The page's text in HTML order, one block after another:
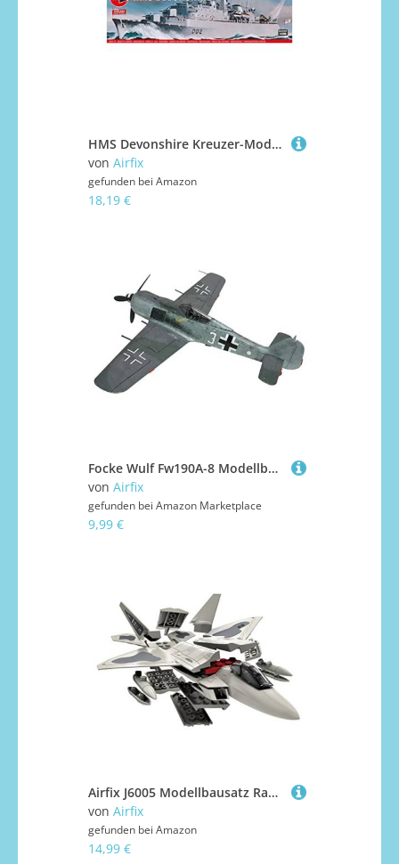
HMS Devonshire Kreuzer-Modellbausatz
von Airfix
gefunden bei Amazon
18,19 €
Focke Wulf Fw190A-8 Modellbausatz
von Airfix
gefunden bei Amazon Marketplace
9,99 €
Airfix J6005 Modellbausatz Raptor Quick-Build, grün
von Airfix
gefunden bei Amazon
14,99 €